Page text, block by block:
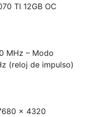
TI 12GB OC
MHz – Modo
(reloj de impulso)
x 4320